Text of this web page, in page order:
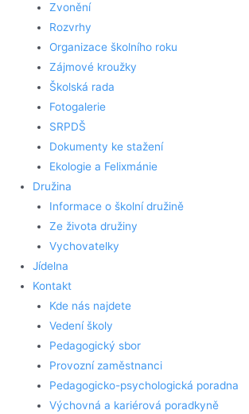
Zvonění
Rozvrhy
Organizace školního roku
Zájmové kroužky
Školská rada
Fotogalerie
SRPDŠ
Dokumenty ke stažení
Ekologie a Felixmánie
Družina
Informace o školní družině
Ze života družiny
Vychovatelky
Jídelna
Kontakt
Kde nás najdete
Vedení školy
Pedagogický sbor
Provozní zaměstnanci
Pedagogicko-psychologická poradna
Výchovná a kariérová poradkyně